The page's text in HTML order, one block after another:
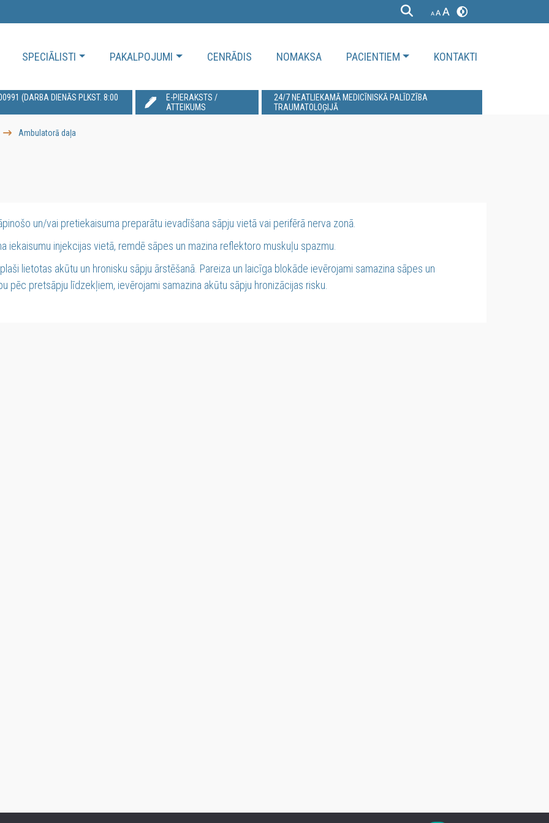
SPECIĀLISTI PAKALPOJUMI CENRĀDIS NOMAKSA PACIENTIEM KONTAKTI
(DARBA DIENĀS PLKST. 8:00
E-PIERAKSTS /
ATTEIKUMS
24/7 NEATLIEKAMĀ MEDICĪNISKĀ PALĪDZĪBA
TRAUMATOLOĢIJĀ
Ambulatorā daļa
un/vai pretiekaisuma preparātu ievadīšana sāpju vietā vai perifērā nerva zonā.
iekaisumu injekcijas vietā, remdē sāpes un mazina reflektoro muskuļu spazmu.
lietotas akūtu un hronisku sāpju ārstēšanā. Pareiza un laicīga blokāde ievērojami samazina sāpes un
pēc pretsāpju līdzekļiem, ievērojami samazina akūtu sāpju hronizācijas risku.